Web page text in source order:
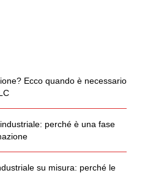
Ecco quando è necessario
perché è una fase
su misura: perché le